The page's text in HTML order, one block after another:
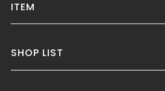
ITEM
SHOP LIST